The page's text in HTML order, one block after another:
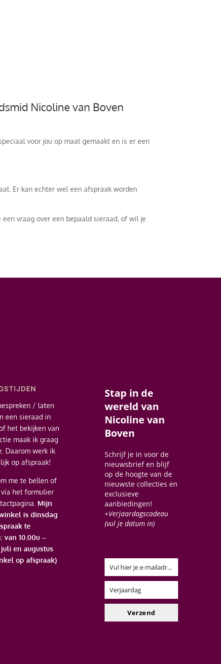
Nicoline van Boven
voor jou op maat gemaakt en is er een
Er kan echter wel een afspraak worden
een vraag over een bepaald sieraad, of wil je
/ laten
een sieraad in
het bekijken van
maak ik graag
Daarom werk ik
op afspraak!
me te bellen of
het formulier
Mijn
is dinsdag
te
van 10.00u –
juli en augustus
op afspraak)
Stap in de
wereld van
Nicoline van
Boven
Schrijf je in voor de
nieuwsbrief en blijf
op de hoogte van de
nieuwste collecties en
exclusieve
aanbiedingen!
+Verjaardagscadeau
(vul je datum in)
Email
Vul hier je e-mailadres in
Verjaardag
Verjaardag
Verzend